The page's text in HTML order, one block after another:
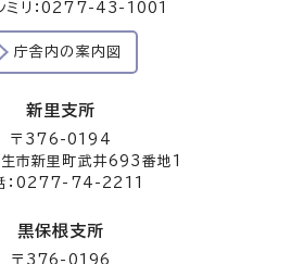
ミリ：0277-43-1001
庁舎内の案内図
新里支所
〒376-0194
市新里町武井693番地1
：0277-74-2211
黒保根支所
〒376-0196